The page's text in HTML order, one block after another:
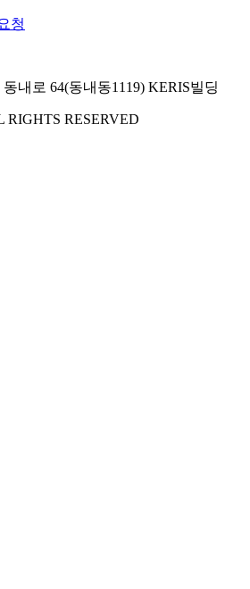
청
내로 64(동내동1119) KERIS빌딩
RIGHTS RESERVED